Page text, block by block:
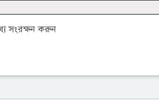
সংরক্ষন করুন